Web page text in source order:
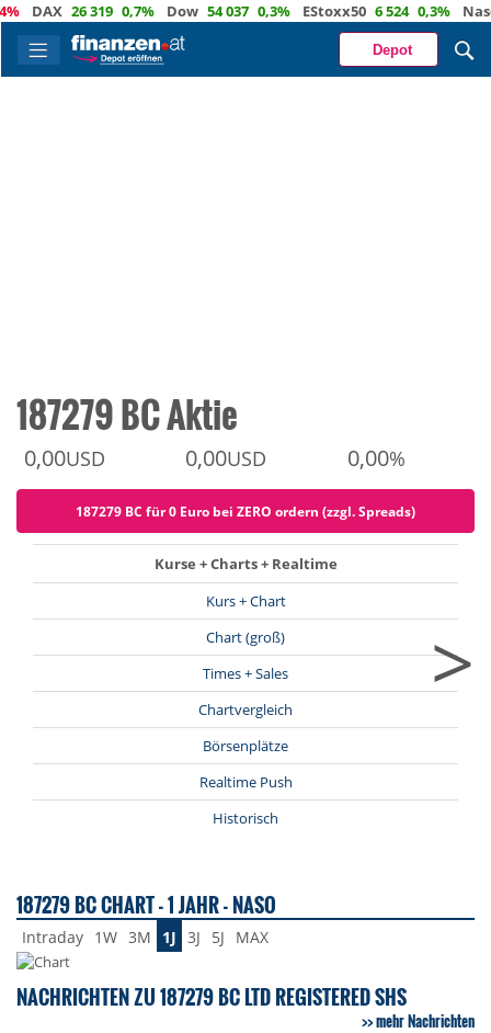
26 319 0,7% Dow 54 037 0,3% EStoxx50 6 524 0,3% Nasdaq
Depot
187279 BC Aktie
0,00USD 0,00USD 0,00%
187279 BC für 0 Euro bei ZERO ordern (zzgl. Spreads)
Kurse + Charts + Realtime
Kurs + Chart
Chart (groß)
Times + Sales
Chartvergleich
Börsenplätze
Realtime Push
Historisch
>
187279 BC CHART - 1 JAHR - NASO
Intraday 1W 3M 1J 3J 5J MAX
NACHRICHTEN ZU 187279 BC LTD REGISTERED SHS
mehr Nachrichten